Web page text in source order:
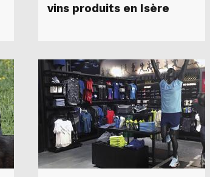
vins produits en Isère